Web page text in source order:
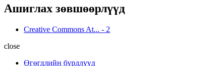
Ашиглах зөвшөөрлүүд
Creative Commons At... - 2
close
Өгөгдлийн бүрдлүүд